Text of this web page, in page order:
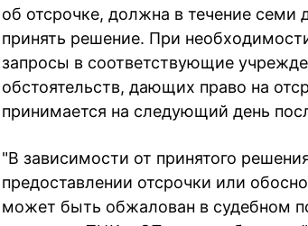
об отсрочке, должна в течение семи
принять решение. При
запросы в соответствующие
обстоятельств, дающих право на
принимается на следующий день
"В зависимости от принятого
предоставлении отсрочки или
может быть обжалован в судебном